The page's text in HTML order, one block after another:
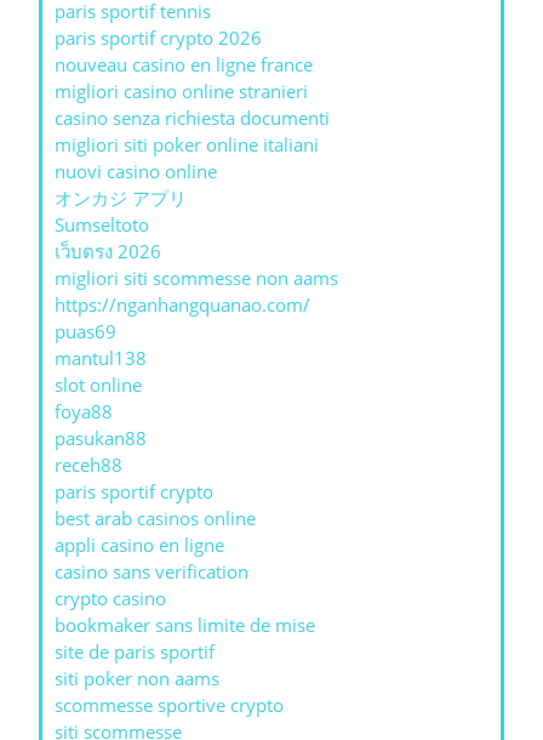
paris sportif tennis
paris sportif crypto 2026
nouveau casino en ligne france
migliori casino online stranieri
casino senza richiesta documenti
migliori siti poker online italiani
nuovi casino online
オンカジ アプリ
Sumseltoto
เว็บตรง 2026
migliori siti scommesse non aams
https://nganhangquanao.com/
puas69
mantul138
slot online
foya88
pasukan88
receh88
paris sportif crypto
best arab casinos online
appli casino en ligne
casino sans verification
crypto casino
bookmaker sans limite de mise
site de paris sportif
siti poker non aams
scommesse sportive crypto
siti scommesse